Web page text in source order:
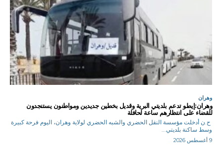
وهران
وهران:إيطو تدعم بلديتي البرية وقديل بخطين جديدين ومواطنون يستنجدون
للقضاء على انتظارهم ساعة لحافلة
ح.ن أدخلت مؤسسة النقل الحضري والشبه الحضري لولاية وهران، اليوم فرحة كبيرة
وسط ساكنة بلديتي...
9 أغسطس 2026